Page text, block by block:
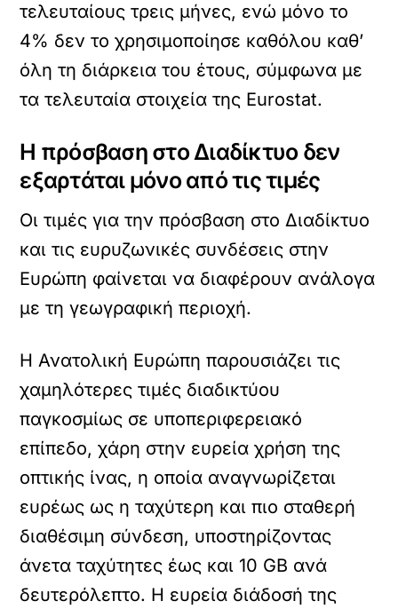
τελευταίους τρεις μήνες, ενώ μόνο το
4% δεν το χρησιμοποίησε καθόλου καθ’
όλη τη διάρκεια του έτους, σύμφωνα με
τα τελευταία στοιχεία της Eurostat.
Η πρόσβαση στο Διαδίκτυο δεν
εξαρτάται μόνο από τις τιμές
Οι τιμές για την πρόσβαση στο Διαδίκτυο
και τις ευρυζωνικές συνδέσεις στην
Ευρώπη φαίνεται να διαφέρουν ανάλογα
με τη γεωγραφική περιοχή.
Η Ανατολική Ευρώπη παρουσιάζει τις
χαμηλότερες τιμές διαδικτύου
παγκοσμίως σε υποπεριφερειακό
επίπεδο, χάρη στην ευρεία χρήση της
οπτικής ίνας, η οποία αναγνωρίζεται
ευρέως ως η ταχύτερη και πιο σταθερή
διαθέσιμη σύνδεση, υποστηρίζοντας
άνετα ταχύτητες έως και 10 GB ανά
δευτερόλεπτο. Η ευρεία διάδοσή της